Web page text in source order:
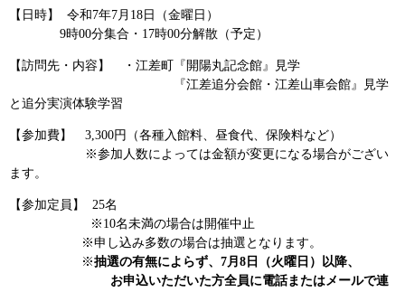
【日時】 令和7年7月18日（金曜日）
9時00分集合・17時00分解散（予定）
【訪問先・内容】 ・江差町『開陽丸記念館』見学
『江差追分会館・江差山車会館』見学
と追分実演体験学習
【参加費】 3,300円（各種入館料、昼食代、保険料など）
※参加人数によっては金額が変更になる場合がござい
ます。
【参加定員】 25名
※10名未満の場合は開催中止
※申し込み多数の場合は抽選となります。
※抽選の有無によらず、7月8日（火曜日）以降、
お申込いただいた方全員に電話またはメールで連